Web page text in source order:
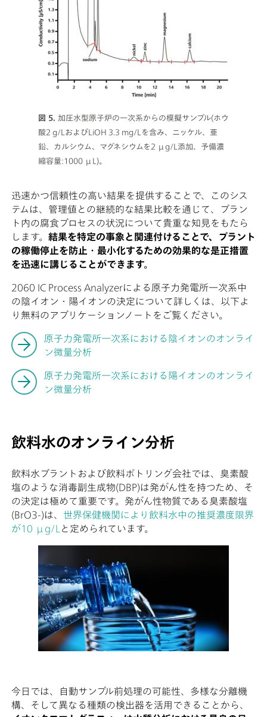
図 5. 加圧水型原子炉の一次系からの模擬サンプル(ホウ
酸2 g/LおよびLiOH 3.3 mg/Lを含み、ニッケル、亜
鉛、カルシウム、マグネシウムを2 μg/L添加、予備濃
縮容量:1000 μL)。
迅速かつ信頼性の高い結果を提供することで、このシス
テムは、管理値との継続的な結果比較を通じて、プラン
ト内の腐食プロセスの状況について貴重な知見をもたら
します。 結果を特定の事象と関連付けることで、プラント
の稼働停止を防止・最小化するための効果的な是正措置
を迅速に講じることができます。
2060 IC Process Analyzerによる原子力発電所一次系中
の陰イオン・陽イオンの決定について詳しくは、以下よ
り無料のアプリケーションノートをご覧ください。
原子力発電所一次系における陰イオンのオンライ
ン微量分析
原子力発電所一次系における陽イオンのオンライ
ン微量分析
飲料水のオンライン分析
飲料水プラントおよび飲料ボトリング会社では、臭素酸
塩のような消毒副生成物(DBP)は発がん性を持つため、そ
の決定は極めて重要です。発がん性物質である臭素酸塩
(BrO3-)は、 世界保健機関により飲料水中の推奨濃度限界
が10 μg/L
と定められています。
今日では、自動サンプル前処理の可能性、多様な分離機
構、そして異なる種類の検出器を活用できることから、